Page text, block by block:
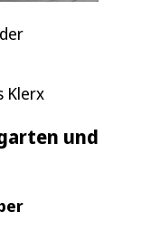
Klerx
und